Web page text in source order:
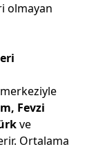
olmayan
Fevzi
ve
Ortalama